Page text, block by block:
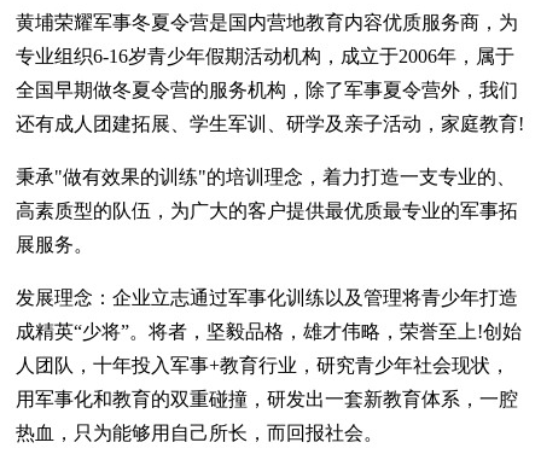
黄埔荣耀军事冬夏令营是国内营地教育内容优质服务商，为
专业组织6-16岁青少年假期活动机构，成立于2006年，属于
全国早期做冬夏令营的服务机构，除了军事夏令营外，我们
还有成人团建拓展、学生军训、研学及亲子活动，家庭教育!
秉承"做有效果的训练"的培训理念，着力打造一支专业的、
高素质型的队伍，为广大的客户提供最优质最专业的军事拓
展服务。
发展理念：企业立志通过军事化训练以及管理将青少年打造
成精英“少将”。将者，坚毅品格，雄才伟略，荣誉至上!创始
人团队，十年投入军事+教育行业，研究青少年社会现状，
用军事化和教育的双重碰撞，研发出一套新教育体系，一腔
热血，只为能够用自己所长，而回报社会。